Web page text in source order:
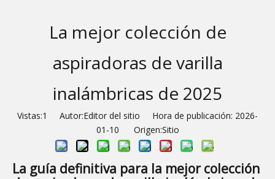
La mejor colección de
aspiradoras de varilla
inalámbricas de 2025
Vistas:1
Autor:Editor del sitio Hora de publicación: 2026-
01-10 Origen:Sitio
La guía definitiva para la mejor colección